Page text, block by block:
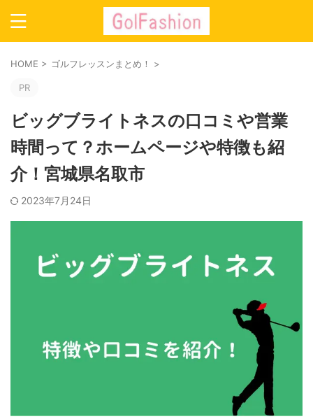
HOME > ゴルフレッスンまとめ！ >
PR
ビッグブライトネスの口コミや営業
時間って？ホームページや特徴も紹
介！宮城県名取市
2023年7月24日